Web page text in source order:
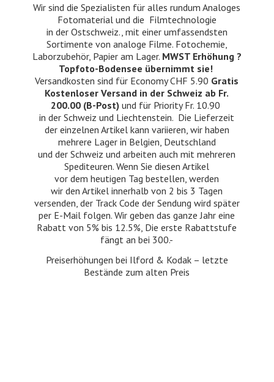
Wir sind die Spezialisten für alles rundum Analoges
Fotomaterial und die Filmtechnologie
in der Ostschweiz., mit einer umfassendsten
Sortimente von analoge Filme. Fotochemie,
Laborzubehör, Papier am Lager. MWST Erhöhung ?
Topfoto-Bodensee übernimmt sie!
Versandkosten sind für Economy CHF 5.90 Gratis
Kostenloser Versand in der Schweiz ab Fr.
200.00 (B-Post) und für Priority Fr. 10.90
in der Schweiz und Liechtenstein. Die Lieferzeit
der einzelnen Artikel kann variieren, wir haben
mehrere Lager in Belgien, Deutschland
und der Schweiz und arbeiten auch mit mehreren
Spediteuren. Wenn Sie diesen Artikel
vor dem heutigen Tag bestellen, werden
wir den Artikel innerhalb von 2 bis 3 Tagen
versenden, der Track Code der Sendung wird später
per E-Mail folgen. Wir geben das ganze Jahr eine
Rabatt von 5% bis 12.5%, Die erste Rabattstufe
fängt an bei 300.-
Preiserhöhungen bei Ilford & Kodak – letzte
Bestände zumalten Preis